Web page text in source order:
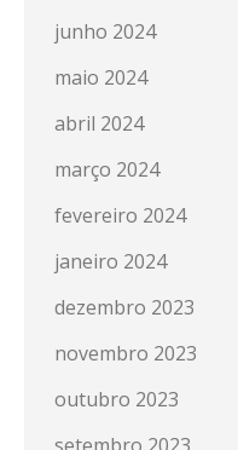
junho 2024
maio 2024
abril 2024
março 2024
fevereiro 2024
janeiro 2024
dezembro 2023
novembro 2023
outubro 2023